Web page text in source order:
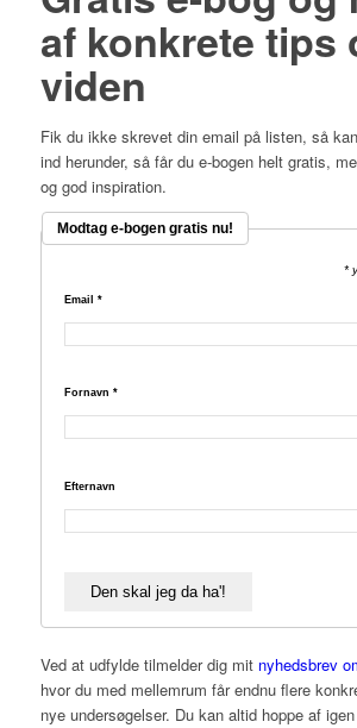
af konkrete tips
viden
Fik du ikke skrevet din email på listen, så
ind herunder, så får du e-bogen helt gratis,
og god inspiration.
Modtag e-bogen gratis nu!
*
Email *
Fornavn *
Efternavn
Ved at udfylde tilmelder dig mit nyhedsbrev
hvor du med mellemrum får endnu flere
nye undersøgelser. Du kan altid hoppe af